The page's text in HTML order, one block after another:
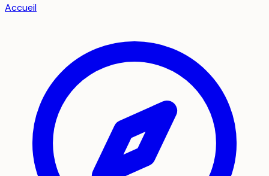
Accueil